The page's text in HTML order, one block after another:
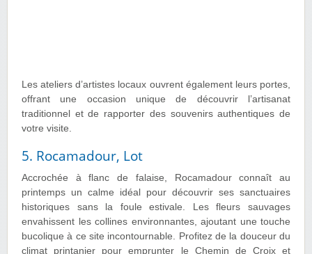
Les ateliers d’artistes locaux ouvrent également leurs portes,
offrant une occasion unique de découvrir l’artisanat
traditionnel et de rapporter des souvenirs authentiques de
votre visite.
5. Rocamadour, Lot
Accrochée à flanc de falaise, Rocamadour connaît au
printemps un calme idéal pour découvrir ses sanctuaires
historiques sans la foule estivale. Les fleurs sauvages
envahissent les collines environnantes, ajoutant une touche
bucolique à ce site incontournable. Profitez de la douceur du
climat printanier pour emprunter le Chemin de Croix et